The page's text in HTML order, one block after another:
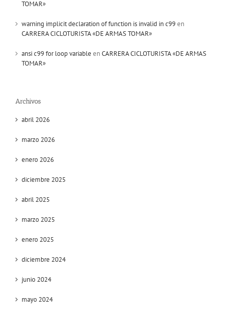
TOMAR»
warning implicit declaration of function is invalid in c99en
CARRERA CICLOTURISTA «DE ARMAS TOMAR»
ansi c99 for loop variable enCARRERA CICLOTURISTA «DE ARMAS
TOMAR»
Archivos
abril 2026
marzo 2026
enero 2026
diciembre 2025
abril 2025
marzo 2025
enero 2025
diciembre 2024
junio 2024
mayo 2024